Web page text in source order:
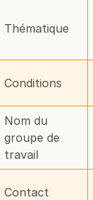
Thématique
Conditions
Nom du
groupe de
travail
Contact